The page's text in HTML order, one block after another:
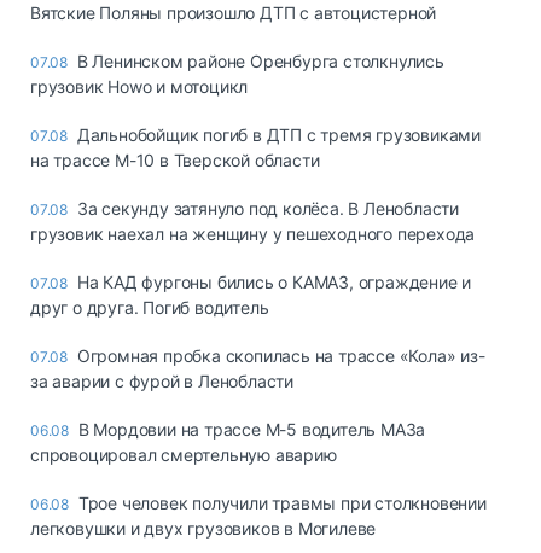
Вятские Поляны произошло ДТП с автоцистерной
07.08 В Ленинском районе Оренбурга столкнулись
грузовик Howo и мотоцикл
07.08 Дальнобойщик погиб в ДТП с тремя грузовиками
на трассе М-10 в Тверской области
07.08 За секунду затянуло под колёса. В Ленобласти
грузовик наехал на женщину у пешеходного перехода
07.08 На КАД фургоны бились о КАМАЗ, ограждение и
друг о друга. Погиб водитель
07.08 Огромная пробка скопилась на трассе «Кола» из-
за аварии с фурой в Ленобласти
06.08 В Мордовии на трассе М-5 водитель МАЗа
спровоцировал смертельную аварию
06.08 Трое человек получили травмы при столкновении
легковушки и двух грузовиков в Могилеве